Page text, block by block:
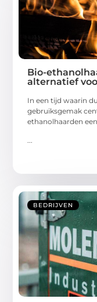
Bio-
alternatief
In een tijd waarin
gebruiksgemak
ethanolhaarden
...
BEDRIJVEN